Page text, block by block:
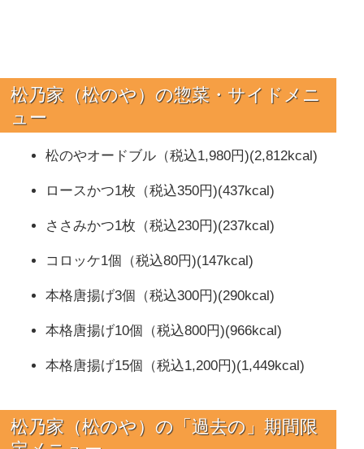
松乃家（松のや）の惣菜・サイドメニ
ュー
松のやオードブル（税込1,980円)(2,812kcal)
ロースかつ1枚（税込350円)(437kcal)
ささみかつ1枚（税込230円)(237kcal)
コロッケ1個（税込80円)(147kcal)
本格唐揚げ3個（税込300円)(290kcal)
本格唐揚げ10個（税込800円)(966kcal)
本格唐揚げ15個（税込1,200円)(1,449kcal)
松乃家（松のや）の「過去の」期間限